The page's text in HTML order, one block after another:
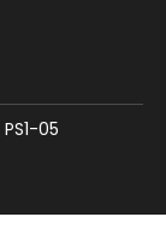
05